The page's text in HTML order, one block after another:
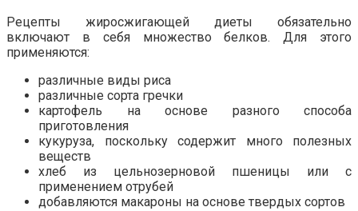
Рецепты жиросжигающей диеты обязательно
включают в себя множество белков. Для этого
применяются:
различные виды риса
различные сорта гречки
картофель на основе разного способа
приготовления
кукуруза, поскольку содержит много полезных
веществ
хлеб из цельнозерновой пшеницы или с
применением отрубей
добавляются макароны на основе твердых сортов